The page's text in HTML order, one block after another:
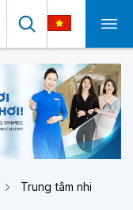
Trung tâm nhi